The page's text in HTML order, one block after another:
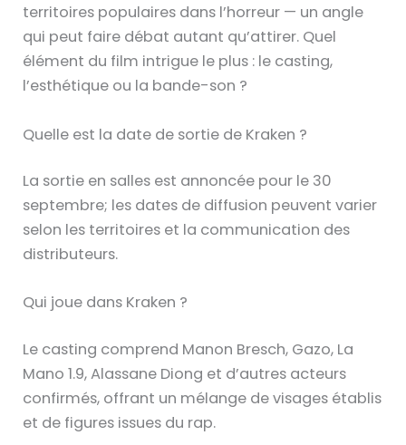
territoires populaires dans l’horreur — un angle
qui peut faire débat autant qu’attirer. Quel
élément du film intrigue le plus : le casting,
l’esthétique ou la bande-son ?
Quelle est la date de sortie de Kraken ?
La sortie en salles est annoncée pour le 30
septembre; les dates de diffusion peuvent varier
selon les territoires et la communication des
distributeurs.
Qui joue dans Kraken ?
Le casting comprend Manon Bresch, Gazo, La
Mano 1.9, Alassane Diong et d’autres acteurs
confirmés, offrant un mélange de visages établis
et de figures issues du rap.